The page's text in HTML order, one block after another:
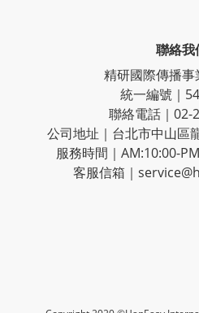
聯絡我
精研國際傳播事
統一編號｜
聯絡電話｜02-
公司地址｜台北市中山區
服務時間｜AM:10:00-
客服信箱｜